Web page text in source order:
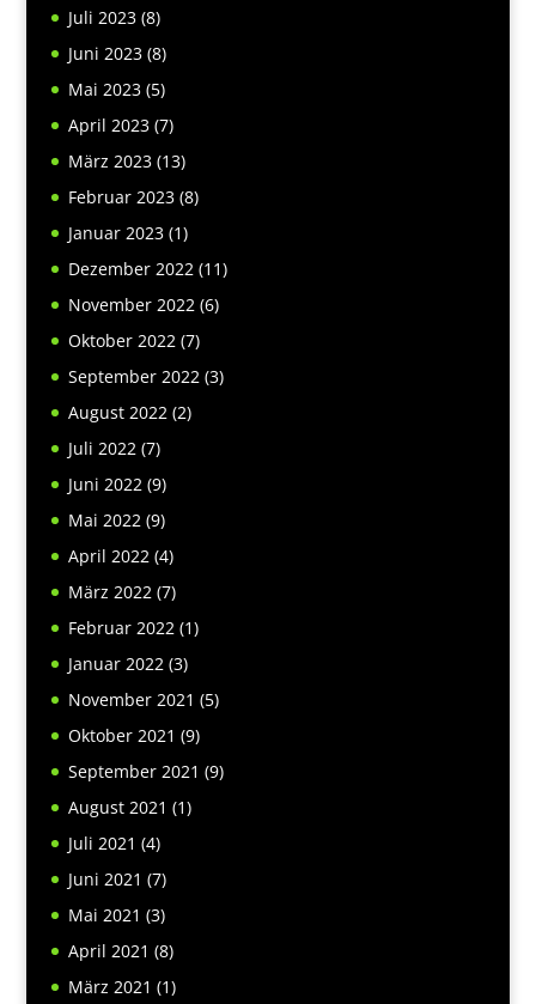
Juli 2023(8)
Juni 2023(8)
Mai 2023(5)
April 2023(7)
März 2023(13)
Februar 2023(8)
Januar 2023(1)
Dezember 2022(11)
November 2022(6)
Oktober 2022(7)
September 2022(3)
August 2022(2)
Juli 2022(7)
Juni 2022(9)
Mai 2022(9)
April 2022(4)
März 2022(7)
Februar 2022(1)
Januar 2022(3)
November 2021 (5)
Oktober 2021 (9)
September 2021 (9)
August 2021 (1)
Juli 2021 (4)
Juni 2021 (7)
Mai 2021 (3)
April 2021 (8)
März 2021 (1)